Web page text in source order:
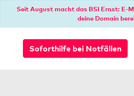
Seit August macht das BSI Ernst: E-
deine Domain
Soforthilfe bei Notfällen